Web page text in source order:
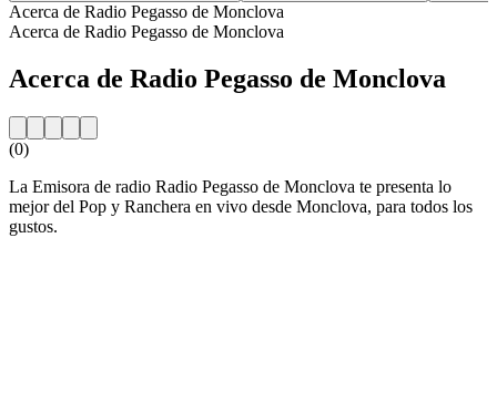
Acerca de Radio Pegasso de Monclova
Acerca de Radio Pegasso de Monclova
Acerca de Radio Pegasso de Monclova
(0)
La Emisora de radio Radio Pegasso de Monclova te presenta lo
mejor del Pop y Ranchera en vivo desde Monclova, para todos los
gustos.